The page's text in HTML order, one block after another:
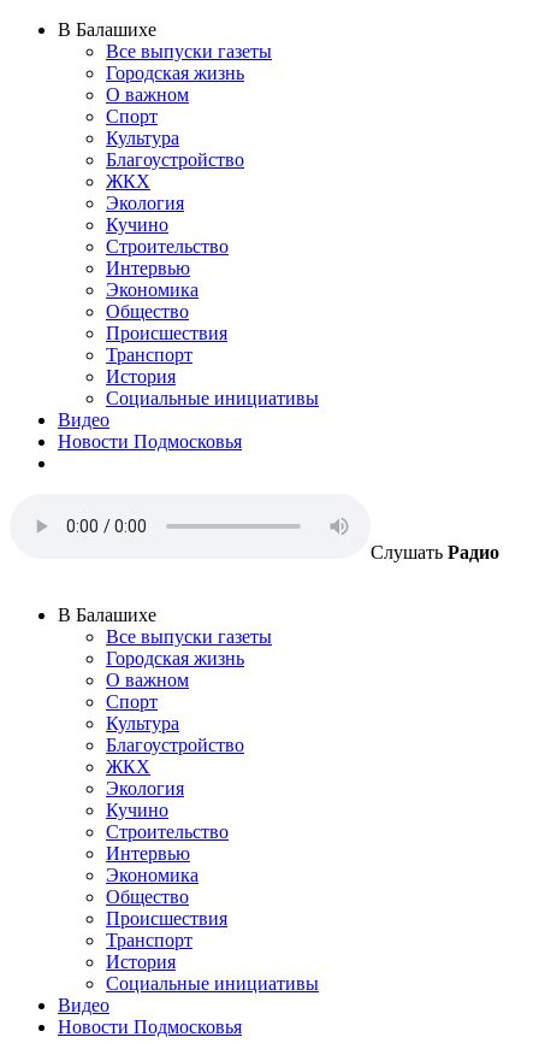
В Балашихе
Все выпуски газеты
Городская жизнь
О важном
Спорт
Культура
Благоустройство
ЖКХ
Экология
Кучино
Строительство
Интервью
Экономика
Общество
Происшествия
Транспорт
История
Социальные инициативы
Видео
Новости Подмосковья
Слушать Радио
В Балашихе
Все выпуски газеты
Городская жизнь
О важном
Спорт
Культура
Благоустройство
ЖКХ
Экология
Кучино
Строительство
Интервью
Экономика
Общество
Происшествия
Транспорт
История
Социальные инициативы
Видео
Новости Подмосковья